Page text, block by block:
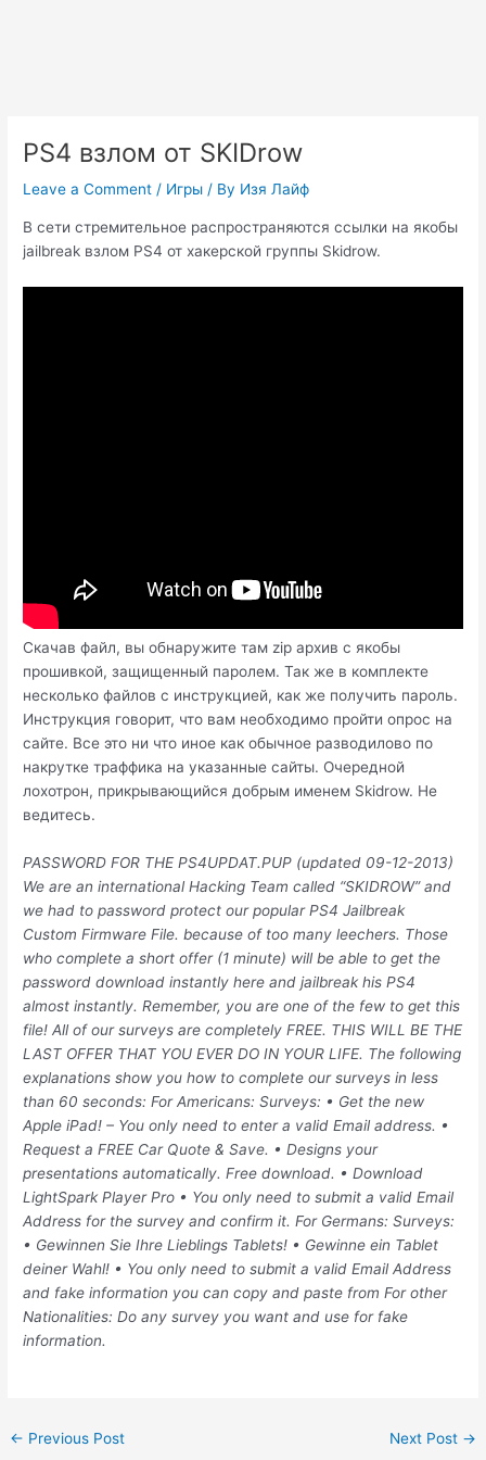
PS4 взлом от SKIDrow
Leave a Comment / Игры / By Изя Лайф
В сети стремительное распространяются ссылки на якобы
jailbreak взлом PS4 от хакерской группы Skidrow.
Скачав файл, вы обнаружите там zip архив с якобы
прошивкой, защищенный паролем. Так же в комплекте
несколько файлов с инструкцией, как же получить пароль.
Инструкция говорит, что вам необходимо пройти опрос на
сайте. Все это ни что иное как обычное разводилово по
накрутке траффика на указанные сайты. Очередной
лохотрон, прикрывающийся добрым именем Skidrow. Не
ведитесь.
PASSWORD FOR THE PS4UPDAT.PUP (updated 09-12-2013)
We are an international Hacking Team called “SKIDROW” and
we had to password protect our popular PS4 Jailbreak
Custom Firmware File. because of too many leechers. Those
who complete a short offer (1 minute) will be able to get the
password download instantly here and jailbreak his PS4
almost instantly. Remember, you are one of the few to get this
file! All of our surveys are completely FREE. THIS WILL BE THE
LAST OFFER THAT YOU EVER DO IN YOUR LIFE. The following
explanations show you how to complete our surveys in less
than 60 seconds: For Americans: Surveys: • Get the new
Apple iPad! – You only need to enter a valid Email address. •
Request a FREE Car Quote & Save. • Designs your
presentations automatically. Free download. • Download
LightSpark Player Pro • You only need to submit a valid Email
Address for the survey and confirm it. For Germans: Surveys:
• Gewinnen Sie Ihre Lieblings Tablets! • Gewinne ein Tablet
deiner Wahl! • You only need to submit a valid Email Address
and fake information you can copy and paste from For other
Nationalities: Do any survey you want and use for fake
information.
Post
← Previous Post Next Post →